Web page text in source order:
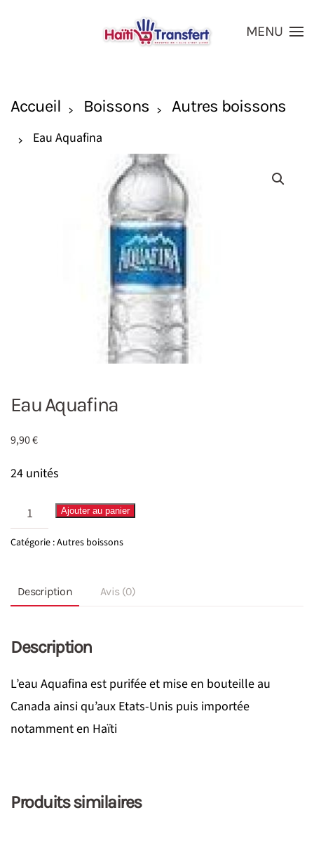
Skip to main content
MENU
Accueil Boissons Autres boissons
Eau Aquafina
Eau Aquafina
9,90€
24 unités
quantité
de
Ajouter au panier
Catégorie :Autres boissons
Description Avis (0)
Description
L’eau Aquafina est purifée et mise en bouteille au
Canada ainsi qu’aux Etats-Unis puis importée
notamment en Haïti
Produits similaires